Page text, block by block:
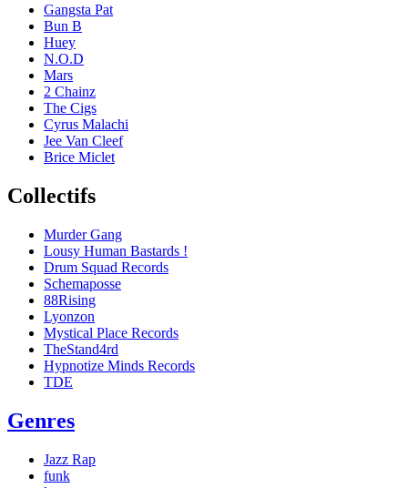
Gangsta Pat
Bun B
Huey
N.O.D
Mars
2 Chainz
The Cigs
Cyrus Malachi
Jee Van Cleef
Brice Miclet
Collectifs
Murder Gang
Lousy Human Bastards !
Drum Squad Records
Schemaposse
88Rising
Lyonzon
Mystical Place Records
TheStand4rd
Hypnotize Minds Records
TDE
Genres
Jazz Rap
funk